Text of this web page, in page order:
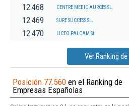
12.468 CENTRE MEDIC AURCES SL.
12.469 SURE SUCCESS SL.
12.470 LICEO PALCAM SL.
Ver Ranking
Posición 77.560 en el Ranking de
Empresas Españolas